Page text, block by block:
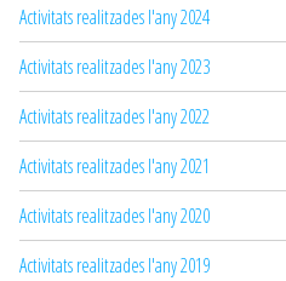
Activitats realitzades l'any 2024
Activitats realitzades l'any 2023
Activitats realitzades l'any 2022
Activitats realitzades l'any 2021
Activitats realitzades l'any 2020
Activitats realitzades l'any 2019